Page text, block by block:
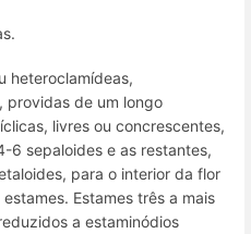
heteroclamídeas,
providas de um longo
livres ou concrescentes,
6 sepaloides e as restantes,
para o interior da flor
Estames três a mais
a estaminódios